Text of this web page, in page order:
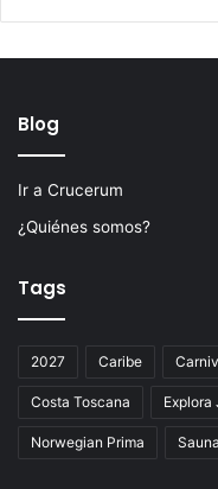
Blog
Ir a Crucerum
¿Quiénes somos?
Tags
2027 Caribe
Costa Toscana Explora
Norwegian Prima Sauna